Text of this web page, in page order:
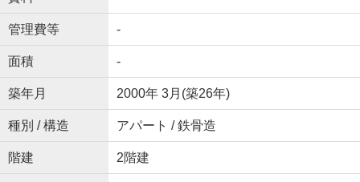
管理費等 -
面積 -
築年月 2000年 3月(築26年)
種別 / 構造 アパート / 鉄骨造
階建 2階建